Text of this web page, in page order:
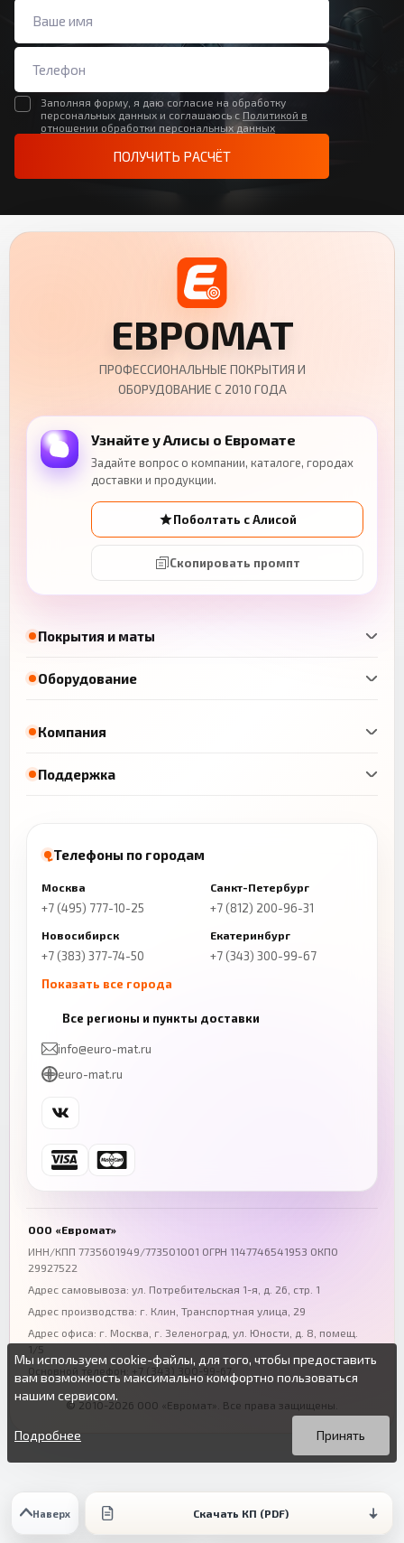
Заполняя форму, я даю согласие на обработку
персональных данных и соглашаюсь с Политикой в
отношении обработки персональных данных
ПОЛУЧИТЬ РАСЧЁТ
Наверх Скачать КП (PDF)
Покрытия и маты
Оборудование
ЕВРОМАТ
ПРОФЕССИОНАЛЬНЫЕ ПОКРЫТИЯ И
ОБОРУДОВАНИЕ С 2010 ГОДА
Узнайте у Алисы о Евромате
Задайте вопрос о компании, каталоге, городах
доставки и продукции.
Поболтать с Алисой
Скопировать промпт
Компания
Поддержка
Телефоны по городам
Москва
+7 (495) 777-10-25
Санкт-Петербург
+7 (812) 200-96-31
Новосибирск
+7 (383) 377-74-50
Екатеринбург
+7 (343) 300-99-67
Показать все города
+7 (843) 206-01-30
Челябинск
+7 (343) 300-99-67
Ростов-на-Дону
+7 (863) 333-50-75
Волгоград
+7 (844) 261-36-12
Омск
Все регионы и пункты доставки
info@euro-mat.ru
euro-mat.ru
ООО «Евромат»
ИНН/КПП 7735601949/773501001 ОГРН 1147746541953 ОКПО
29927522
Адрес самовывоза: ул. Потребительская 1-я, д. 26, стр. 1
Адрес производства: г. Клин, Транспортная улица, 29
Адрес офиса: г. Москва, г. Зеленоград ул. Юности, д. 8, помещ.
1/5
Основной телефон:
+7 (343) 300-99-67
© 2010-2026 ООО «Евромат». Все права защищены.
Мы используем cookie-файлы, для того, чтобы предоставить
вам возможность максимально комфортно пользоваться
нашим сервисом.
Вы можете подробнее прочитать о cookie-файлах в открытых
источниках или изменить настройки своего браузера.
Продолжая пользоваться данным сайтом без изменения
настроек вы даете согласие на использование ваших cookie-
Принять
Подробнее